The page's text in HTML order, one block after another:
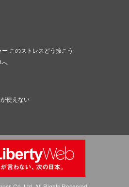
このストレスどう抜こう
へ
使えない